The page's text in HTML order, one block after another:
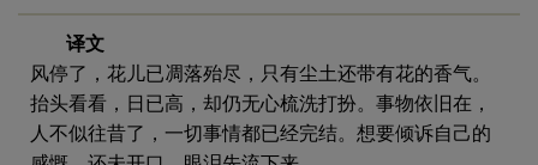
全同，但那是生离之愁，这是死别之恨，深浅自别。
三、四两句，由含蓄而转为纵笔直写，点明一切悲
苦，由来都是“物是人非”。而这种“物是人非”，又决不是
偶然的、个别的、轻微的变化，而是一种极为广泛的、
剧烈的、带有根本性的、重大的变化，无穷的事情、无
译文
风停了，花儿已凋落殆尽，只有尘土还带有花的香气。
抬头看看，日已高，却仍无心梳洗打扮。事物依旧在，
人不似往昔了，一切事情都已经完结。想要倾诉自己的